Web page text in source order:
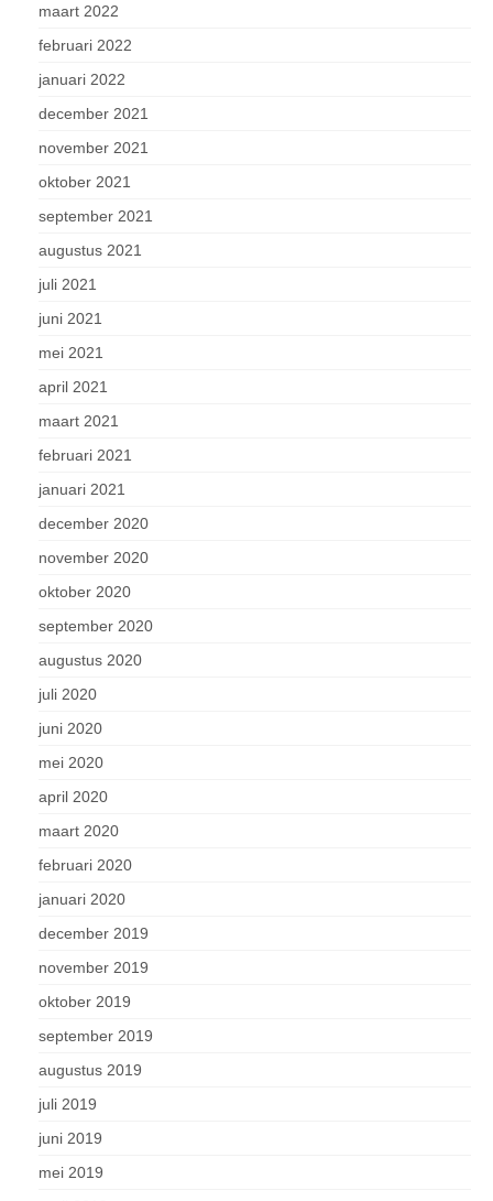
maart 2022
februari 2022
januari 2022
december 2021
november 2021
oktober 2021
september 2021
augustus 2021
juli 2021
juni 2021
mei 2021
april 2021
maart 2021
februari 2021
januari 2021
december 2020
november 2020
oktober 2020
september 2020
augustus 2020
juli 2020
juni 2020
mei 2020
april 2020
maart 2020
februari 2020
januari 2020
december 2019
november 2019
oktober 2019
september 2019
augustus 2019
juli 2019
juni 2019
mei 2019